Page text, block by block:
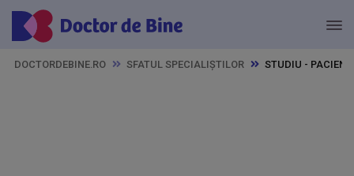
DOCTORDEBINE.RO SFATUL SPECIALIȘTILOR STUDIU -